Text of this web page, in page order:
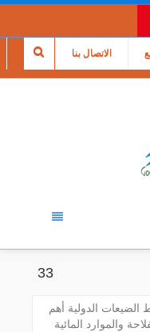
الاتصال بنا
33
الدولية أهم
والموارد المائية